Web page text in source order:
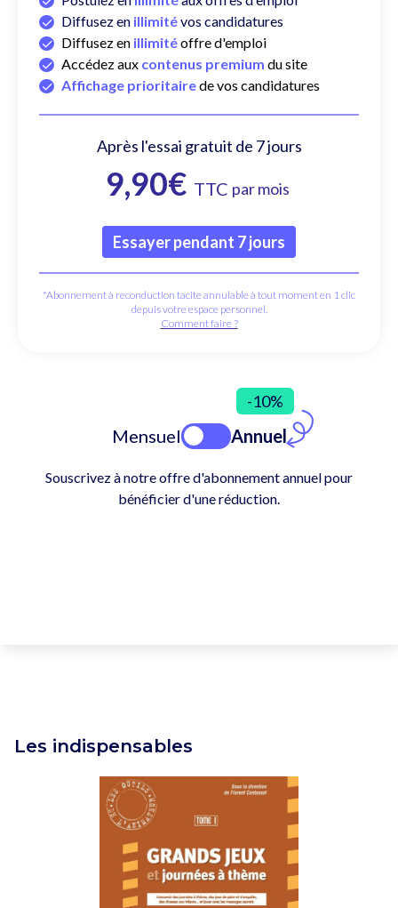
✓ Diffusez en illimitévos candidatures
✓ Diffusez en illimitéoffre d'emploi
✓ Accédez aux contenus premium du site
✓ Affichage prioritairede vos candidatures
Après l'essai gratuit de 7 jours
9,90€ TTC par mois
Essayer pendant 7 jours
*Abonnement à reconduction tacite annulable à tout moment en 1 clic
depuis votre espace personnel.
Comment faire ?
Mensuel Annuel
-10%
Souscrivez à notre offre d'abonnement annuel pour
bénéficier d'une réduction.
Les indispensables